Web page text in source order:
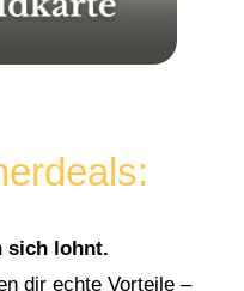
sich lohnt.
dir echte Vorteile –